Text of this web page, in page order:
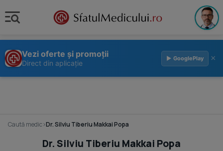
Vezi oferte și promoții
Direct din aplicație
▶ GooglePlay ×
Caută medic›Dr. Silviu Tiberiu Makkai Popa
Dr. Silviu Tiberiu Makkai Popa